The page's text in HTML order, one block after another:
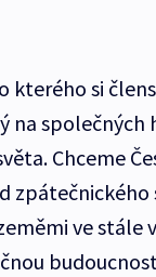
kterého si
na společných
Chceme
zpátečnického
ve stále